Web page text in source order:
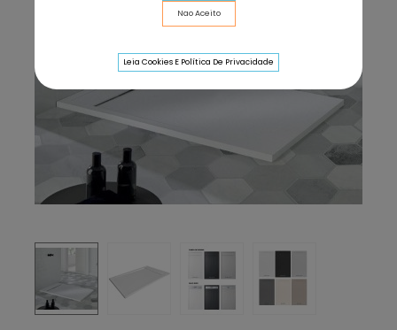
Nao Aceito
Leia Cookies E Política De Privacidade